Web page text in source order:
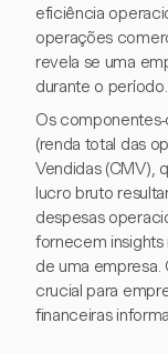
eficiência
operações
revela se uma
durante o período.
Os
(renda total das
Vendidas (CMV),
lucro bruto
despesas
fornecem insights
de uma
crucial para
financeiras